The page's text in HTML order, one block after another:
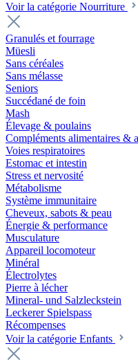
Voir la catégorie Nourriture
Granulés et fourrage
Müesli
Sans céréales
Sans mélasse
Seniors
Succédané de foin
Mash
Élevage & poulains
Compléments alimentaires &
Voies respiratoires
Estomac et intestin
Stress et nervosité
Métabolisme
Système immunitaire
Cheveux, sabots & peau
Énergie & performance
Musculature
Appareil locomoteur
Minéral
Électrolytes
Pierre à lécher
Mineral- und Salzleckstein
Leckerer Spielspass
Récompenses
Voir la catégorie Enfants